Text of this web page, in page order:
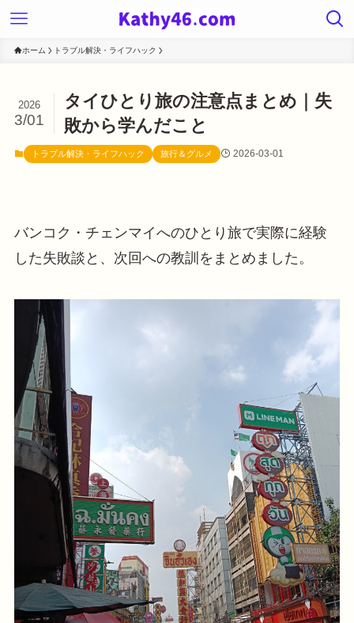
ホーム トラブル解決・ライフハック
タイひとり旅の注意点まとめ｜失
敗から学んだこと
2026
3/01
トラブル解決・ライフハック 旅行＆グルメ 2026-03-01
バンコク・チェンマイへのひとり旅で実際に経験
した失敗談と、次回への教訓をまとめました。